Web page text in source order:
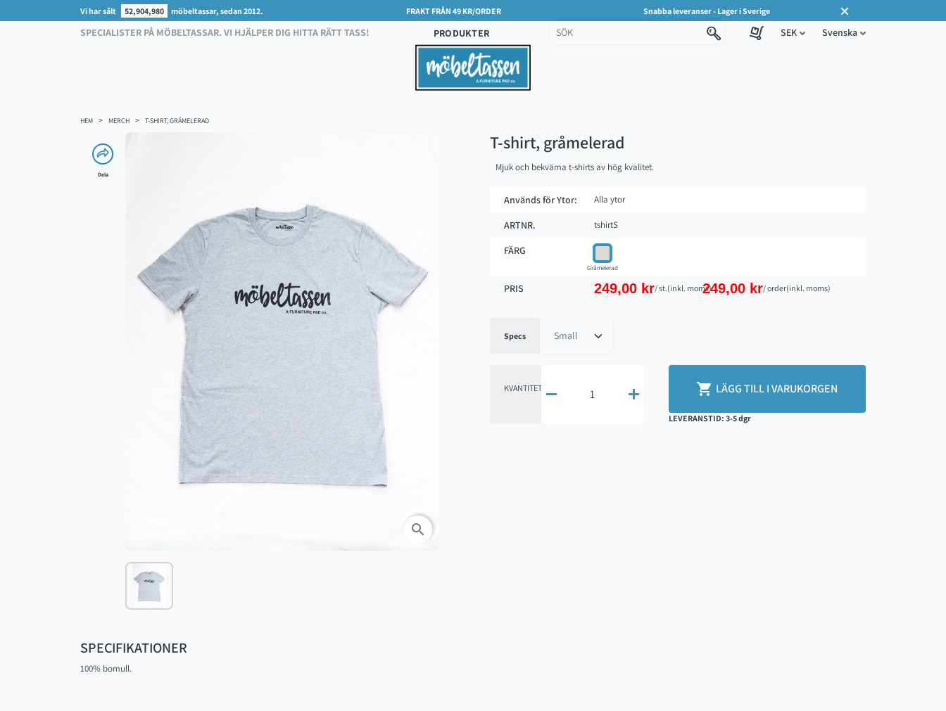
Vi har sålt 52,904,980 möbeltassar, sedan 2012. FRAKT FRÅN 49 KR/ORDER Snabba leveranser - Lager i Sverige
SPECIALISTER PÅ MÖBELTASSAR. VI HJÄLPER DIG HITTA RÄTT TASS! PRODUKTER SEK Svenska
HEM MERCH T-SHIRT, GRÅMELERAD
Dela
search
T-shirt, gråmelerad
Mjuk och bekväma t-shirts av hög kvalitet.
Används för Ytor: Alla ytor
ARTNR. tshirtS
FÄRG
Gråmelerad
PRIS 249,00 kr/ st.(inkl. moms)249,00 kr/ order(inkl. moms)
Specs
KVANTITET    LÄGG TILL I VARUKORGEN
LEVERANSTID: 3-5 dgr
SPECIFIKATIONER
100% bomull.